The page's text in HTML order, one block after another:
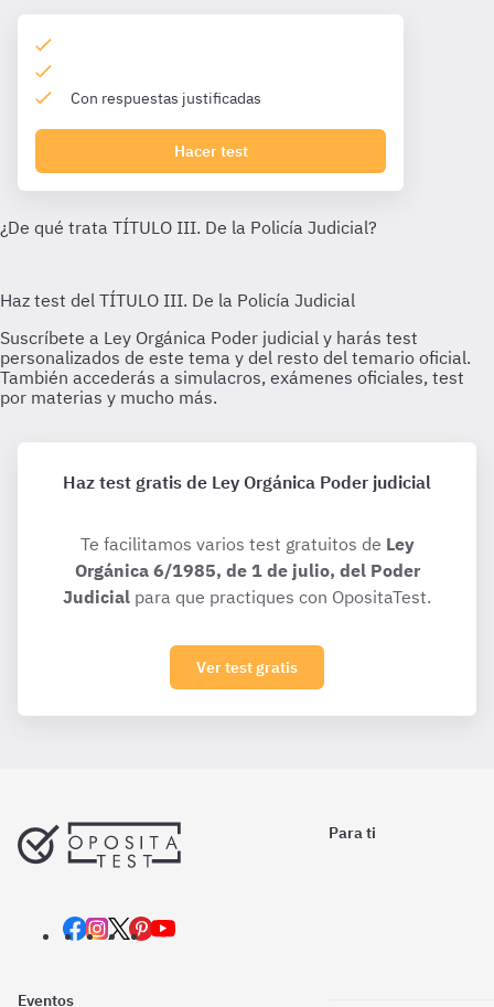
Con respuestas justificadas
Hacer test
Haz test gratis de Ley Orgánica Poder judicial
Te facilitamos varios test gratuitos de Ley
Orgánica 6/1985, de 1 de julio, del Poder
Judicial para que practiques con OpositaTest.
Ver test gratis
Para ti
Eventos